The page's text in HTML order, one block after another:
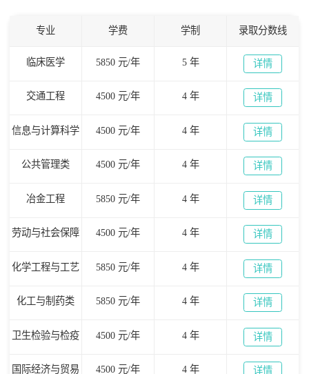
专业 学费 学制 录取分数线
临床医学 5850 元/年 5 年 详情
交通工程 4500 元/年 4 年 详情
信息与计算科学 4500 元/年 4 年 详情
公共管理类 4500 元/年 4 年 详情
冶金工程 5850 元/年 4 年 详情
劳动与社会保障 4500 元/年 4 年 详情
化学工程与工艺 5850 元/年 4 年 详情
化工与制药类 5850 元/年 4 年 详情
卫生检验与检疫 4500 元/年 4 年 详情
国际经济与贸易 4500 元/年 4 年 详情